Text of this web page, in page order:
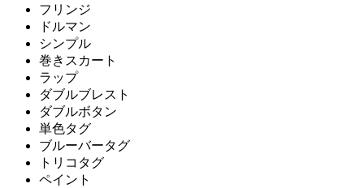
フリンジ
ドルマン
シンプル
巻きスカート
ラップ
ダブルブレスト
ダブルボタン
単色タグ
ブルーバータグ
トリコタグ
ペイント